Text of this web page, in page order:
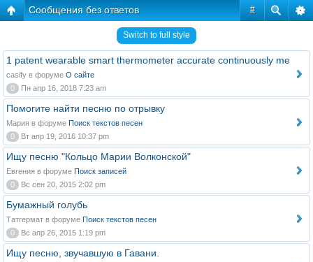
#
Сообщения без ответов
Switch to full style
1 patent wearable smart thermometer accurate continuously me
casify в форуме О сайте
0
Пн апр 16, 2018 7:23 am
Помогите найти песню по отрывку
Мария в форуме Поиск текстов песен
0
Вт апр 19, 2016 10:37 pm
Ищу песню "Кольцо Марии Волконской"
Евгения в форуме Поиск записей
0
Вс сен 20, 2015 2:02 pm
Бумажный голубь
Татгермат в форуме Поиск текстов песен
0
Вс апр 26, 2015 1:19 pm
Ищу песню, звучавшую в Гавани.